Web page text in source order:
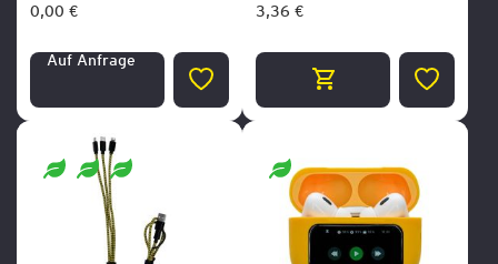
0,00 €
Auf Anfrage
ZUR
WUNSCHLISTE
HINZUFÜGEN
3,36 €
ZUR